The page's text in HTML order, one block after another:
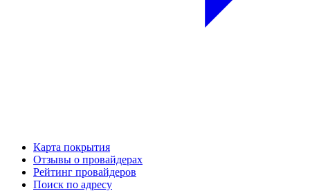
Карта покрытия
Отзывы о провайдерах
Рейтинг провайдеров
Поиск по адресу